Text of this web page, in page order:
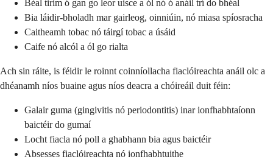
Béal tirim ó gan go leor uisce a ól nó ó anáil trí do bhéal
Bia láidir-bholadh mar gairleog, oinniúin, nó miasa spíosracha
Caitheamh tobac nó táirgí tobac a úsáid
Caife nó alcól a ól go rialta
Ach sin ráite, is féidir le roinnt coinníollacha fiaclóireachta anáil olc a
dhéanamh níos buaine agus níos deacra a chóireáil duit féin:
Galair guma (gingivitis nó periodontitis) inar ionfhabhtaíonn
baictéir do gumaí
Locht fiacla nó poll a ghabhann bia agus baictéir
Absesses fiaclóireachta nó ionfhabhtuithe